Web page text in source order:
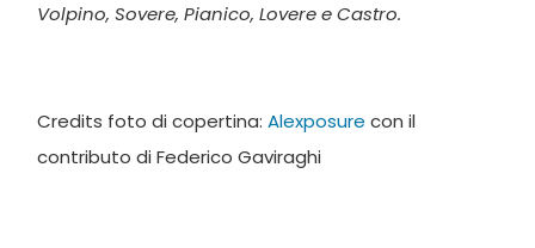
Volpino, Sovere, Pianico, Lovere e Castro.
Credits foto di copertina:Alexposurecon il
contributo di Federico Gaviraghi